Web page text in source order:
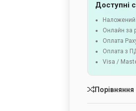
Доступні
Наложений
Онлайн за
Оплата
Оплата з
Visa /
Порівняння